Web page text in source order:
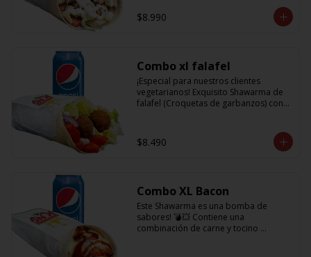
$8.990
Combo xl falafel
¡Especial para nuestros clientes
vegetarianos! Exquisito Shawarma de
falafel (Croquetas de garbanzos) con
lactonesa  +  refrescante bebida 350 cc
$8.490
Combo XL Bacon
Este Shawarma es una bomba de
sabores! 💣💥 Contiene una
combinación de carne y tocino